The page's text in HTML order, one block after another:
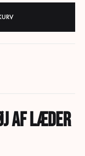
af læder